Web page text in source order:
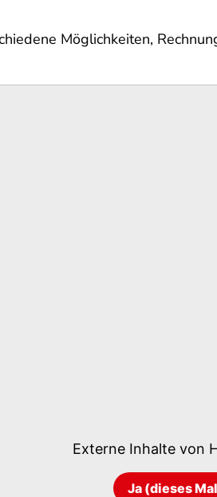
Möglichkeiten,
Externe Inhalte von
Ja (dieses